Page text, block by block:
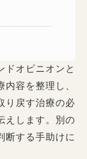
ドオピニオンと
容を整理し、
り戻す治療の必
えします。別の
断する手助けに